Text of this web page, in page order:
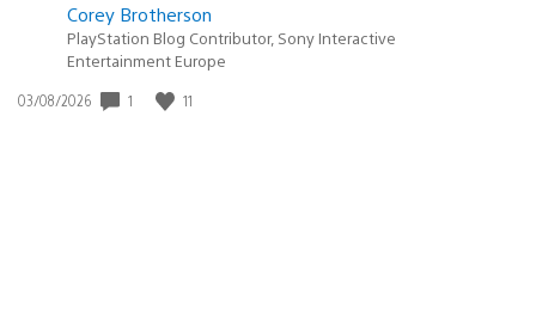
Corey Brotherson
PlayStation Blog Contributor, Sony Interactive
Entertainment Europe
Date
03/08/2026 1 11